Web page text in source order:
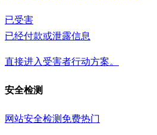
已受害
已经付款或泄露信息
直接进入受害者行动方案。
安全检测
网站安全检测 免费热门